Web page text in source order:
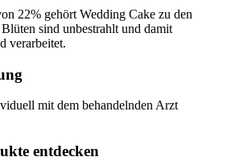
22% gehört Wedding Cake zu den
sind unbestrahlt und damit
verarbeitet.
mit dem behandelnden Arzt
entdecken